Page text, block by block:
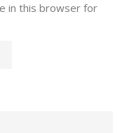
in this browser for